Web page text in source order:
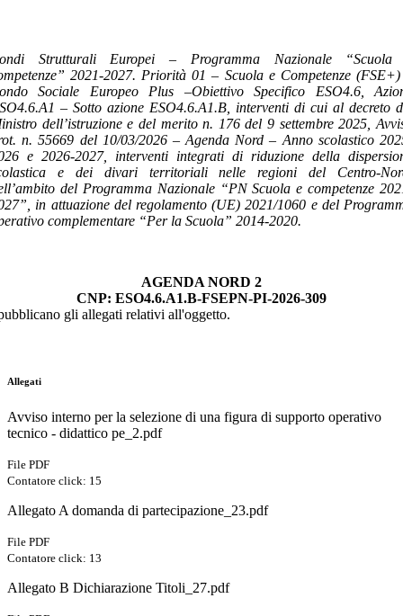
Strutturali Europei – Programma Nazionale “Scuola
2021-2027. Priorità 01 – Scuola e Competenze
Sociale Europeo Plus –Obiettivo Specifico ESO4.6,
– Sotto azione ESO4.6.A1.B, interventi di cui al decreto
dell’istruzione e del merito n. 176 del 9 settembre 2025,
n. 55669 del 10/03/2026 – Agenda Nord – Anno scolastico
e 2026-2027, interventi integrati di riduzione della
e dei divari territoriali nelle regioni del Centro-
del Programma Nazionale “PN Scuola e competenze
in attuazione del regolamento (UE) 2021/1060 e del
complementare “Per la Scuola” 2014-2020.
AGENDA NORD 2
CNP: ESO4.6.A1.B-FSEPN-PI-2026-309
gli allegati relativi all'oggetto.
Allegati
Avviso interno per la selezione di una figura di supporto operativo
tecnico - didattico pe_2.pdf
File PDF
Contatore click: 15
Allegato A domanda di partecipazione_23.pdf
File PDF
Contatore click: 13
Allegato B Dichiarazione Titoli_27.pdf